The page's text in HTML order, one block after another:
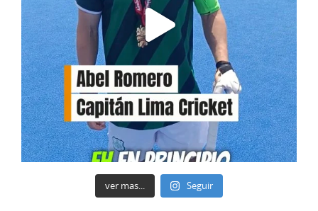
ver mas... Seguir